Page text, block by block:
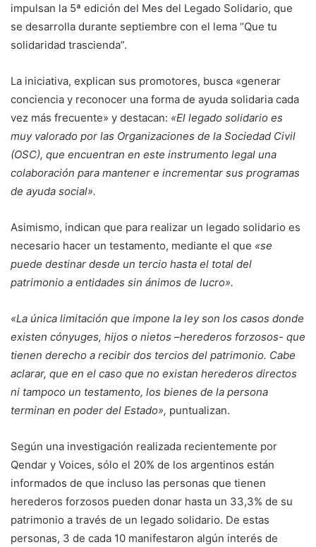
impulsan la 5ª edición del Mes del Legado Solidario, que
se desarrolla durante septiembre con el lema “Que tu
solidaridad trascienda”.
La iniciativa, explican sus promotores, busca «generar
conciencia y reconocer una forma de ayuda solidaria cada
vez más frecuente» y destacan: «El legado solidario es
muy valorado por las Organizaciones de la Sociedad Civil
(OSC), que encuentran en este instrumento legal una
colaboración para mantener e incrementar sus programas
de ayuda social».
Asimismo, indican que para realizar un legado solidario es
necesario hacer un testamento, mediante el que «se
puede destinar desde un tercio hasta el total del
patrimonio a entidades sin ánimos de lucro».
«La única limitación que impone la ley son los casos donde
existen cónyuges, hijos o nietos –herederos forzosos- que
tienen derecho a recibir dos tercios del patrimonio. Cabe
aclarar, que en el caso que no existan herederos directos
ni tampoco un testamento, los bienes de la persona
terminan en poder del Estado», puntualizan.
Según una investigación realizada recientemente por
Qendar y Voices, sólo el 20% de los argentinos están
informados de que incluso las personas que tienen
herederos forzosos pueden donar hasta un 33,3% de su
patrimonio a través de un legado solidario. De estas
personas, 3 de cada 10 manifestaron algún interés de